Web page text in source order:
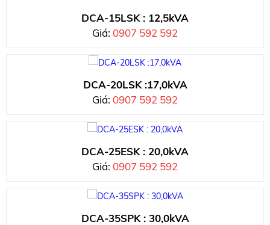
DCA-15LSK : 12,5kVA
Giá: 0907 592 592
DCA-20LSK :17,0kVA
Giá: 0907 592 592
DCA-25ESK : 20,0kVA
Giá: 0907 592 592
DCA-35SPK : 30,0kVA